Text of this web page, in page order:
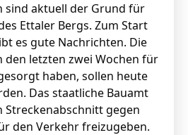
sind aktuell der Grund für
Ettaler Bergs. Zum Start
es gute Nachrichten. Die
den letzten zwei Wochen für
haben, sollen heute
Das staatliche Bauamt
Streckenabschnitt gegen
den Verkehr freizugeben.